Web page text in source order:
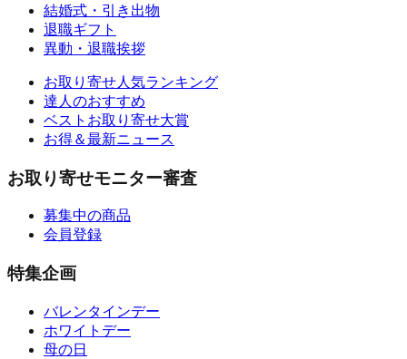
結婚式・引き出物
退職ギフト
異動・退職挨拶
お取り寄せ人気ランキング
達人のおすすめ
ベストお取り寄せ大賞
お得＆最新ニュース
お取り寄せモニター審査
募集中の商品
会員登録
特集企画
バレンタインデー
ホワイトデー
母の日